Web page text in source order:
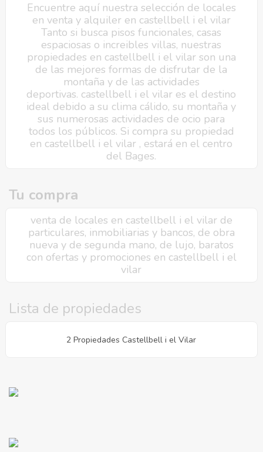
Encuentre aquí nuestra selección de locales
en venta y alquiler en castellbell i el vilar
Tanto si busca pisos funcionales, casas
espaciosas o increibles villas, nuestras
propiedades en castellbell i el vilar son una
de las mejores formas de disfrutar de la
montaña y de las actividades
deportivas. castellbell i el vilar es el destino
ideal debido a su clima cálido, su montaña y
sus numerosas actividades de ocio para
todos los públicos. Si compra su propiedad
en castellbell i el vilar , estará en el centro
del Bages.
Tu compra
venta de locales en castellbell i el vilar de
particulares, inmobiliarias y bancos, de obra
nueva y de segunda mano, de lujo, baratos
con ofertas y promociones en castellbell i el
vilar
Lista de propiedades
2 Propiedades Castellbell i el Vilar